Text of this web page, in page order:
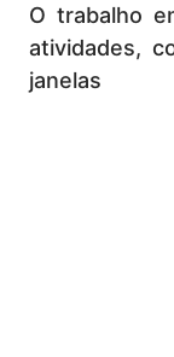
O trabalho
atividades,
janelas